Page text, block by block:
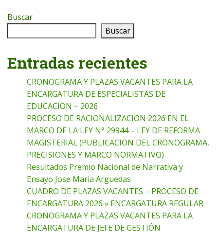
Buscar
Buscar
Entradas recientes
CRONOGRAMA Y PLAZAS VACANTES PARA LA
ENCARGATURA DE ESPECIALISTAS DE
EDUCACION – 2026
PROCESO DE RACIONALIZACION 2026 EN EL
MARCO DE LA LEY N° 29944 – LEY DE REFORMA
MAGISTERIAL (PUBLICACION DEL CRONOGRAMA,
PRECISIONES Y MARCO NORMATIVO)
Resultados Premio Nacional de Narrativa y
Ensayo Jose Maria Arguedas
CUADRO DE PLAZAS VACANTES – PROCESO DE
ENCARGATURA 2026 » ENCARGATURA REGULAR
CRONOGRAMA Y PLAZAS VACANTES PARA LA
ENCARGATURA DE JEFE DE GESTIÓN